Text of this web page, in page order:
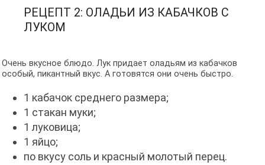
РЕЦЕПТ 2: ОЛАДЬИ ИЗ КАБАЧКОВ С
ЛУКОМ
Очень вкусное блюдо. Лук придает оладьям из кабачков
особый, пикантный вкус. А готовятся они очень быстро.
1 кабачок среднего размера;
1 стакан муки;
1 луковица;
1 яйцо;
по вкусу соль и красный молотый перец.